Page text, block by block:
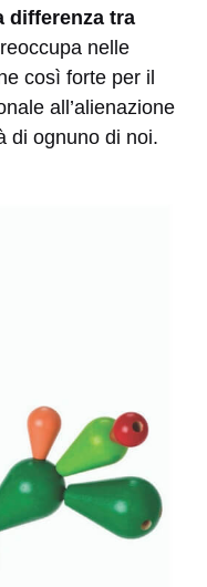
differenza tra
nelle
così forte per il
all’alienazione
di ognuno di noi.